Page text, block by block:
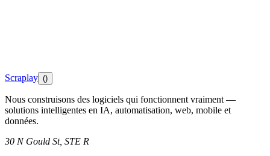
Scraplay ()
Nous construisons des logiciels qui fonctionnent vraiment —
solutions intelligentes en IA, automatisation, web, mobile et
données.
30 N Gould St, STE R